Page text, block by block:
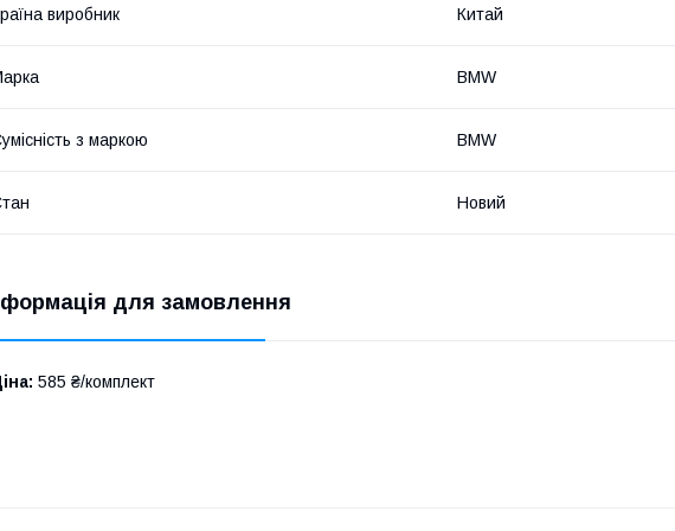
виробник Китай
BMW
з маркою BMW
Новий
для замовлення
585 ₴/комплект